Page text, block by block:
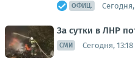
ОФИЦ. Сегодня,
За сутки в ЛНР
СМИ Сегодня, 13:18